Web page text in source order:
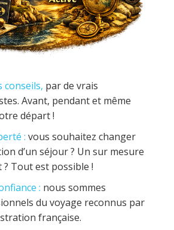
conseils, par de vrais
Avant, pendant et même
départ !
: vous souhaitez changer
d’un séjour ? Un sur mesure
? Tout est possible !
: nous sommes
du voyage reconnus par
française.